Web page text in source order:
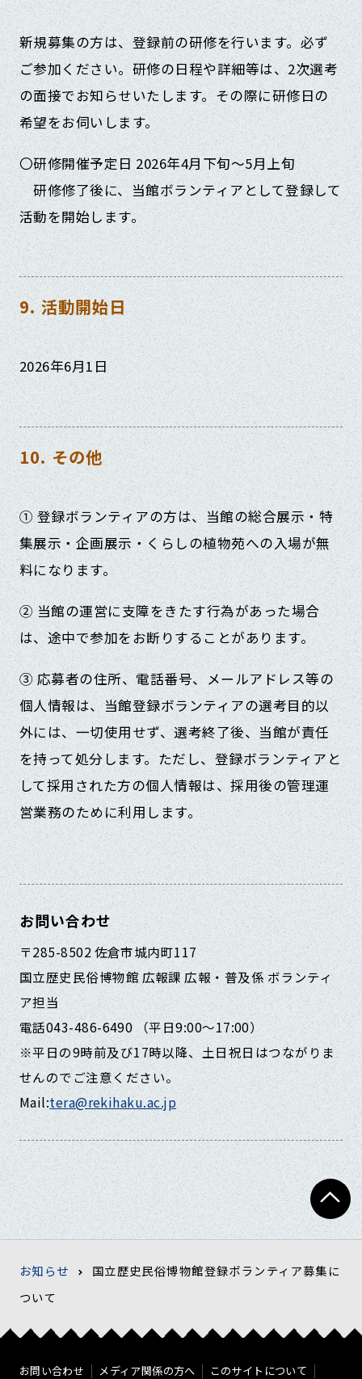
お知らせ
国立歴史民俗博物館登録ボランティア募集に
ついて
新規募集の方は、登録前の研修を行います。必ず
ご参加ください。研修の日程や詳細等は、2次選考
の面接でお知らせいたします。その際に研修日の
希望をお伺いします。
〇研修開催予定日 2026年4月下旬～5月上旬
研修修了後に、当館ボランティアとして登録して
活動を開始します。
9. 活動開始日
2026年6月1日
10. その他
① 登録ボランティアの方は、当館の総合展示・特
集展示・企画展示・くらしの植物苑への入場が無
料になります。
② 当館の運営に支障をきたす行為があった場合
は、途中で参加をお断りすることがあります。
③ 応募者の住所、電話番号、メールアドレス等の
個人情報は、当館登録ボランティアの選考目的以
外には、一切使用せず、選考終了後、当館が責任
を持って処分します。ただし、登録ボランティアと
して採用された方の個人情報は、採用後の管理運
営業務のために利用します。
お問い合わせ
〒285-8502 佐倉市城内町117
国立歴史民俗博物館 広報課 広報・普及係 ボランティ
ア担当
電話043-486-6490 （平日9:00～17:00）
※平日の9時前及び17時以降、土日祝日はつながりま
せんのでご注意ください。
Mail:tera@rekihaku.ac.jp
お問い合わせ メディア関係の方へ
このサイトについて